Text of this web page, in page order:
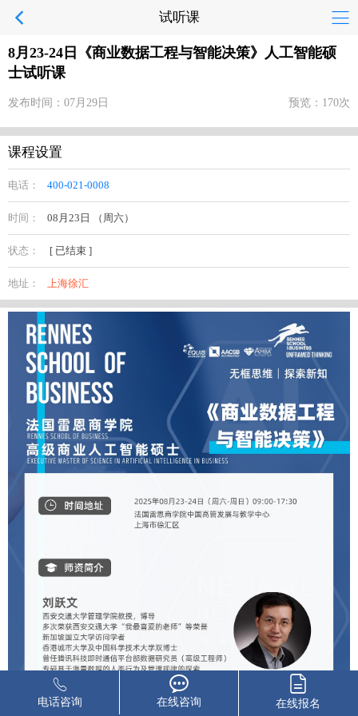
试听课
8月23-24日《商业数据工程与智能决策》人工智能硕
士试听课
发布时间：07月29日 预览：170次
课程设置
电话： 400-021-0008
时间： 08月23日 （周六）
状态： [ 已结束 ]
地址： 上海徐汇
电话咨询 在线咨询 在线报名